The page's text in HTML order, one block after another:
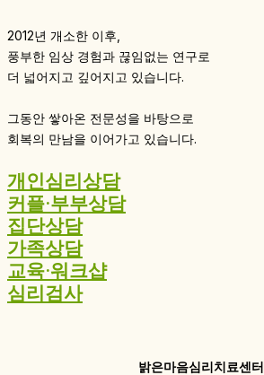
2012년 개소한 이후,
풍부한 임상 경험과 끊임없는 연구로
더 넓어지고 깊어지고 있습니다.
그동안 쌓아온 전문성을 바탕으로
회복의 만남을 이어가고 있습니다.
개인심리상담
커플·부부상담
집단상담
가족상담
교육·워크샵
심리검사
밝은마음심리치료센터